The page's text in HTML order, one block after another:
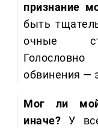
признание
быть
очные
обвинения —
Мог ли мой
иначе? У